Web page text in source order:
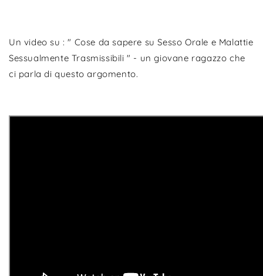
Un video su : " Cose da sapere su Sesso Orale e Malattie
Sessualmente Trasmissibili " - un giovane ragazzo che
ci parla di questo argomento.